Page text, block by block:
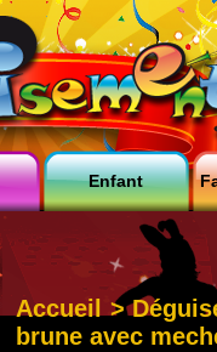
Enfant
Accueil >
brune avec